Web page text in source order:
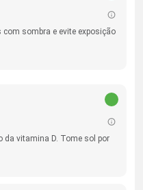
com sombra e evite exposição
da vitamina D. Tome sol por